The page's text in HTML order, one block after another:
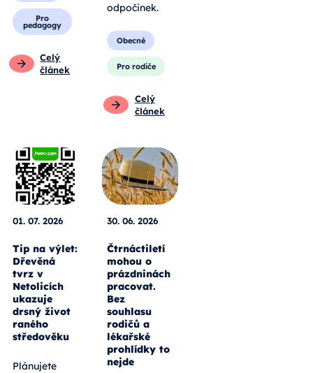
Pro
pedagogy
Celý
článek
odpočinek.
Obecné
Pro rodiče
Celý
článek
01. 07. 2026
Tip na výlet:
Dřevěná
tvrz v
Netolicích
ukazuje
drsný život
raného
středověku
Plánujete
30. 06. 2026
Čtrnáctiletí
mohou o
prázdninách
pracovat.
Bez
souhlasu
rodičů a
lékařské
prohlídky to
nejde